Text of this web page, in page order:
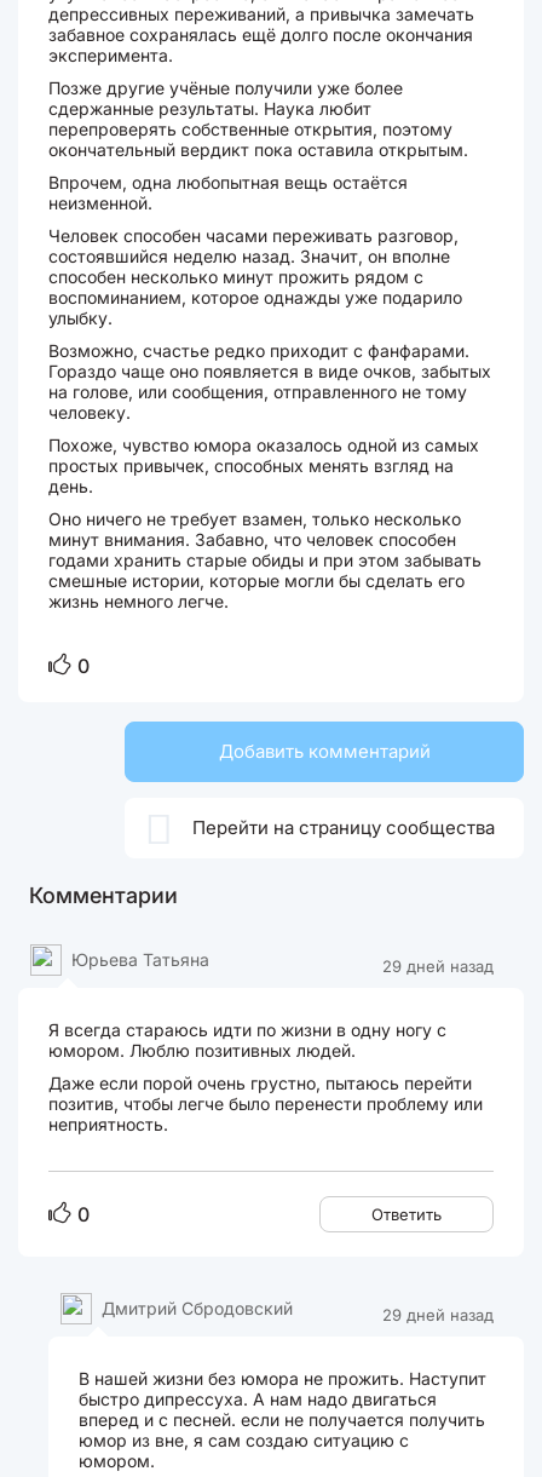
депрессивных переживаний, а привычка замечать
забавное сохранялась ещё долго после окончания
эксперимента.
Позже другие учёные получили уже более
сдержанные результаты. Наука любит
перепроверять собственные открытия, поэтому
окончательный вердикт пока оставила открытым.
Впрочем, одна любопытная вещь остаётся
неизменной.
Человек способен часами переживать разговор,
состоявшийся неделю назад. Значит, он вполне
способен несколько минут прожить рядом с
воспоминанием, которое однажды уже подарило
улыбку.
Возможно, счастье редко приходит с фанфарами.
Гораздо чаще оно появляется в виде очков, забытых
на голове, или сообщения, отправленного не тому
человеку.
Похоже, чувство юмора оказалось одной из самых
простых привычек, способных менять взгляд на
день.
Оно ничего не требует взамен, только несколько
минут внимания. Забавно, что человек способен
годами хранить старые обиды и при этом забывать
смешные истории, которые могли бы сделать его
жизнь немного легче.
0
Добавить комментарий
Перейти на страницу сообщества
Комментарии
29 дней назад
Юрьева Татьяна
Я всегда стараюсь идти по жизни в одну ногу с
юмором. Люблю позитивных людей.
Даже если порой очень грустно, пытаюсь перейти
позитив, чтобы легче было перенести проблему или
неприятность.
0 Ответить
29 дней назад
Дмитрий Сбродовский
В нашей жизни без юмора не прожить. Наступит
быстро дипрессуха. А нам надо двигаться
вперед и с песней. если не получается получить
юмор из вне, я сам создаю ситуацию с
юмором.